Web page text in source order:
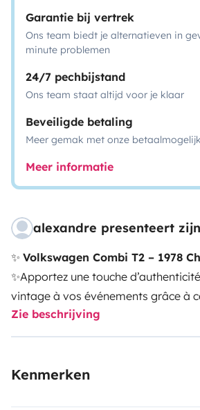
Garantie bij vertrek
Ons team biedt je alternatieven in
minute problemen
24/7 pechbijstand
Ons team staat altijd voor je klaar
Beveiligde betaling
Meer gemak met onze
Meer informatie
alexandre presenteert
✨ Volkswagen Combi T2 – 1978
✨Apportez une touche
vintage à vos événements grâce à
Combi T2 de 1978 – Champagne
état d’origine irréprochable.
son histoire et son style unique.
Zie beschrijving
Kenmerken